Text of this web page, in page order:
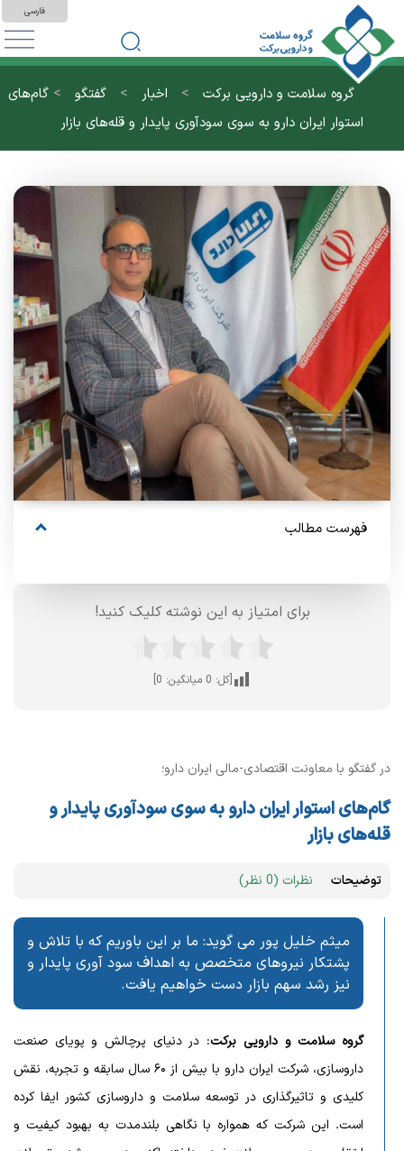
فارسی
گروه سلامت و دارویی برکت > اخبار > گفتگو > گام‌های
استوار ایران دارو به سوی سودآوری پایدار و قله‌های بازار
فهرست مطالب
برای امتیاز به این نوشته کلیک کنید!
[کل: 0 میانگین: 0
]
در گفتگو با معاونت اقتصادی-مالی ایران دارو؛
گام‌های استوار ایران دارو به سوی سودآوری پایدار و
قله‌های بازار
توضیحات نظرات (0 نظر)
میثم خلیل پور می گوید: ما بر این باوریم که با تلاش و
پشتکار نیروهای متخصص به اهداف سود آوری پایدار و
نیز رشد سهم بازار دست خواهیم یافت.
گروه سلامت و دارویی برکت: در دنیای پرچالش و پویاى صنعت
داروسازی، شرکت ایران دارو با بیش از ۶۰ سال سابقه و تجربه، نقش
کلیدی و تاثیرگذاری در توسعه سلامت و داروسازی کشور ایفا کرده
است. این شرکت که همواره با نگاهی بلندمدت به بهبود کیفیت و